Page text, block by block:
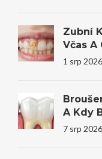
Zubní
Včas A
1 srp 2026
A Kdy
7 srp 2026